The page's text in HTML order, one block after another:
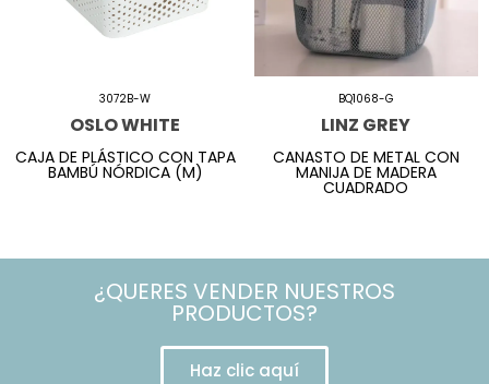
3072B-W
OSLO WHITE
CAJA DE PLÁSTICO CON TAPA
BAMBÚ NÓRDICA (M)
BQ1068-G
LINZ GREY
CANASTO DE METAL CON
MANIJA DE MADERA
CUADRADO
¿QUERES VENDER NUESTROS
PRODUCTOS?
Haz clic aquí